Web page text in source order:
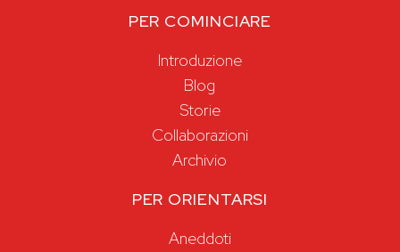
PER COMINCIARE
Introduzione
Blog
Storie
Collaborazioni
Archivio
PER ORIENTARSI
Aneddoti